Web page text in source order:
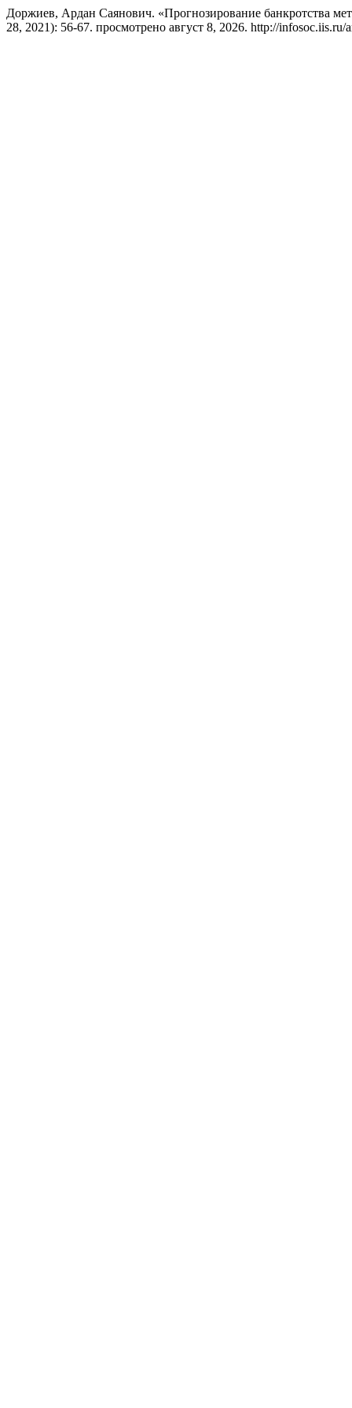
Доржиев, Ардан Саянович. «Прогнозирование банкротства
28, 2021): 56-67. просмотрено август 8, 2026. http://infosoc.iis.ru/